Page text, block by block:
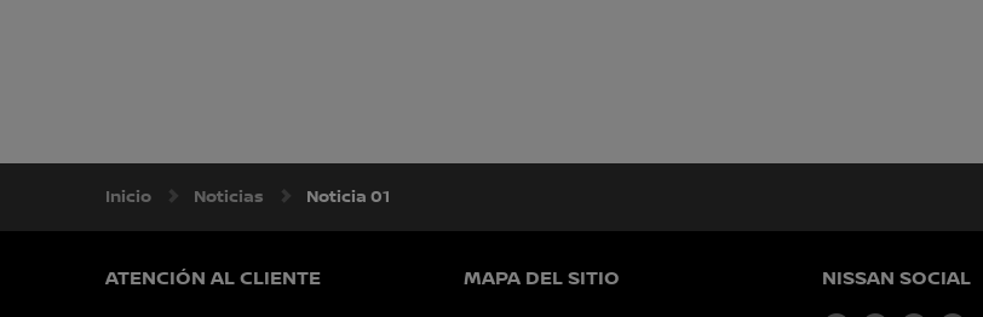
Inicio Noticias Noticia 01
ATENCIÓN AL CLIENTE MAPA DEL SITIO NISSAN SOCIAL